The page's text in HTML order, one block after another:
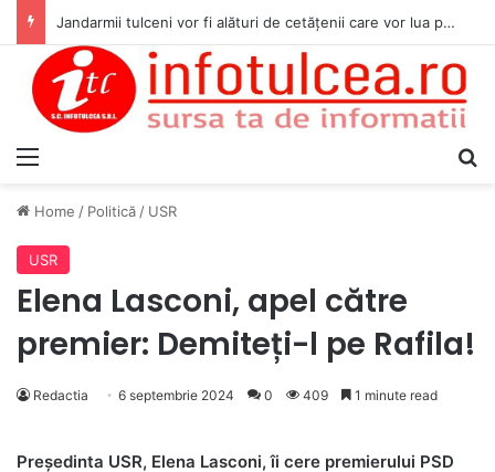
Jandarmii tulceni vor fi alături de cetățenii care vor lua parte la Festivalul Folk Țestos
Home / Politică / USR
USR
Elena Lasconi, apel către
premier: Demiteți-l pe Rafila!
Redactia 6 septembrie 2024 0 409 1 minute read
Președinta USR, Elena Lasconi, îi cere premierului PSD